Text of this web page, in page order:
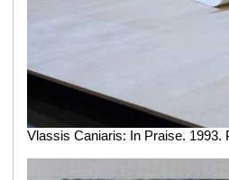
Vlassis Caniaris: In Praise. 1993.